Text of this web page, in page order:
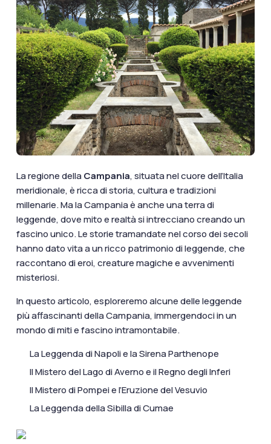
documenti di viaggio.
Accedi / Registrati
La regione dellaCampania, situata nel cuore dell’Italia
meridionale, è ricca di storia, cultura e tradizioni
millenarie. Ma la Campania è anche una terra di
leggende, dove mito e realtà si intrecciano creando un
fascino unico. Le storie tramandate nel corso dei secoli
hanno dato vita a un ricco patrimonio di leggende, che
raccontano di eroi, creature magiche e avvenimenti
misteriosi.
In questo articolo, esploreremo alcune delle leggende
più affascinanti della Campania, immergendoci in un
mondo di miti e fascino intramontabile.
La Leggenda di Napoli e la Sirena Parthenope
Il Mistero del Lago di Averno e il Regno degli Inferi
Il Mistero di Pompei e l’Eruzione del Vesuvio
La Leggenda della Sibilla di Cumae